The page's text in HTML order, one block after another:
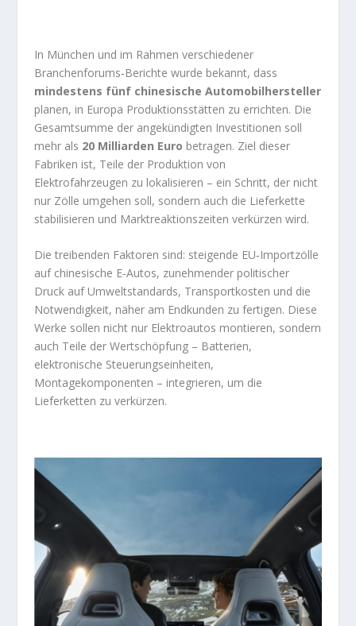
In München und im Rahmen verschiedener
Branchenforums‑Berichte wurde bekannt, dass
mindestens fünf chinesische Automobilhersteller
planen, in Europa Produktionsstätten zu errichten. Die
Gesamtsumme der angekündigten Investitionen soll
mehr als 20 Milliarden Euro betragen. Ziel dieser
Fabriken ist, Teile der Produktion von
Elektrofahrzeugen zu lokalisieren – ein Schritt, der nicht
nur Zölle umgehen soll, sondern auch die Lieferkette
stabilisieren und Marktreaktionszeiten verkürzen wird.
Die treibenden Faktoren sind: steigende EU‑Importzölle
auf chinesische E‑Autos, zunehmender politischer
Druck auf Umweltstandards, Transportkosten und die
Notwendigkeit, näher am Endkunden zu fertigen. Diese
Werke sollen nicht nur Elektroautos montieren, sondern
auch Teile der Wertschöpfung – Batterien,
elektronische Steuerungseinheiten,
Montagekomponenten – integrieren, um die
Lieferketten zu verkürzen.